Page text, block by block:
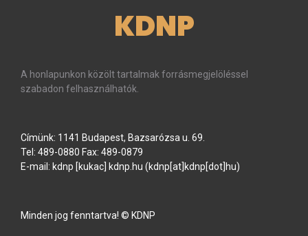
KDNP
A honlapunkon közölt tartalmak forrásmegjelöléssel
szabadon felhasználhatók.
Címünk: 1141 Budapest, Bazsarózsa u. 69.
Tel: 489-0880 Fax: 489-0879
E-mail: kdnp [kukac] kdnp hu (kdnp[at]kdnp[dot]hu)
Minden jog fenntartva! © KDNP